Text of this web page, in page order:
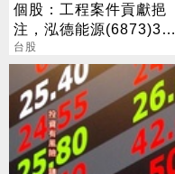
個股：工程案件貢獻挹
注，泓德能源(6873)3月
營收雙增
台股